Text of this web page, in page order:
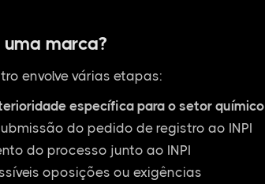
marca?
envolve várias etapas:
específica para o setor químico
do pedido de registro ao INPI
do processo junto ao INPI
oposições ou exigências